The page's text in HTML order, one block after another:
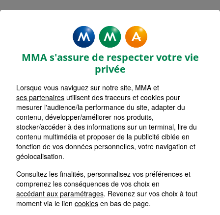
Accueil Assurance Bretagne Assurance Côtes-d'Armor (22)
MMA s'assure de respecter votre vie
privée
Lorsque vous naviguez sur notre site, MMA et
ses partenaires utilisent des traceurs et cookies pour
mesurer l'audience/la performance du site, adapter du
contenu, développer/améliorer nos produits,
stocker/accéder à des informations sur un terminal, lire du
contenu multimédia et proposer de la publicité ciblée en
fonction de vos données personnelles, votre navigation et
géolocalisation.
Consultez les finalités, personnalisez vos préférences et
comprenez les conséquences de vos choix en
accédant aux paramétrages. Revenez sur vos choix à tout
moment via le lien cookies en bas de page.